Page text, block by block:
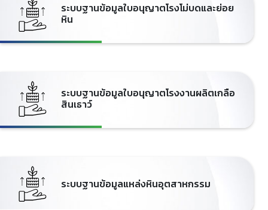
ระบบฐานข้อมูลใบอนุญาตโรงโม่บดและย่อย
หิน
ระบบฐานข้อมูลใบอนุญาตโรงงานผลิตเกลือ
สินเธาว์
ระบบฐานข้อมูลแหล่งหินอุตสาหกรรม